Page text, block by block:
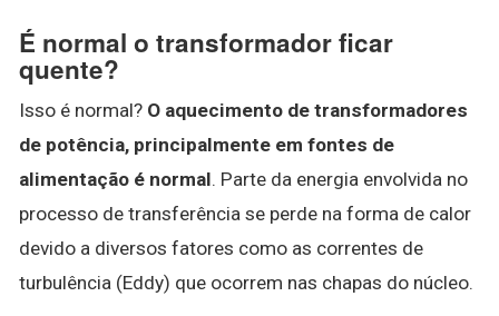
É normal o transformador ficar
quente?
Isso é normal? O aquecimento de transformadores
de potência, principalmente em fontes de
alimentação é normal. Parte da energia envolvida no
processo de transferência se perde na forma de calor
devido a diversos fatores como as correntes de
turbulência (Eddy) que ocorrem nas chapas do núcleo.